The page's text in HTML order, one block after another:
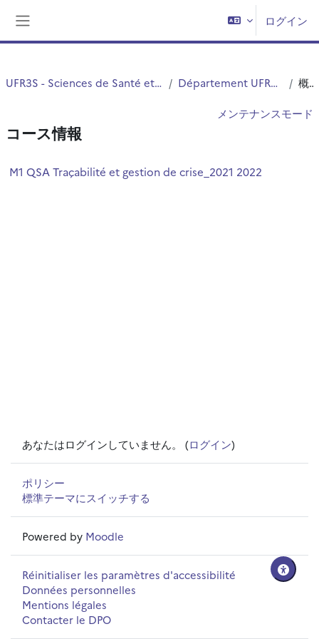
ログイン
UFR3S - Sciences de Santé et du Sport Département UFR3S - ILIS 概要
メンテナンスモード
コース情報
M1 QSA Traçabilité et gestion de crise_2021 2022
あなたはログインしていません。 (ログイン)
ポリシー
標準テーマにスイッチする
Powered by Moodle
Réinitialiser les paramètres d'accessibilité
Données personnelles
Mentions légales
Contacter le DPO